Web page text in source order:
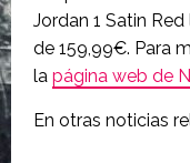
Jordan 1 Satin
de 159,99€. Para
la página web de
En otras noticias